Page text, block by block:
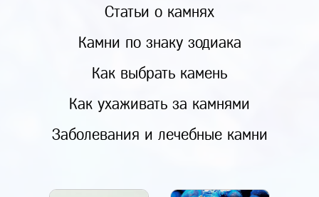
Статьи о камнях
Камни по знаку зодиака
Как выбрать камень
Как ухаживать за камнями
Заболевания и лечебные камни